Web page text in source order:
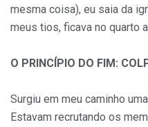
mesma coisa), eu saia da
meus tios, ficava no quarto
O PRINCÍPIO DO FIM:
Surgiu em meu caminho
Estavam recrutando os